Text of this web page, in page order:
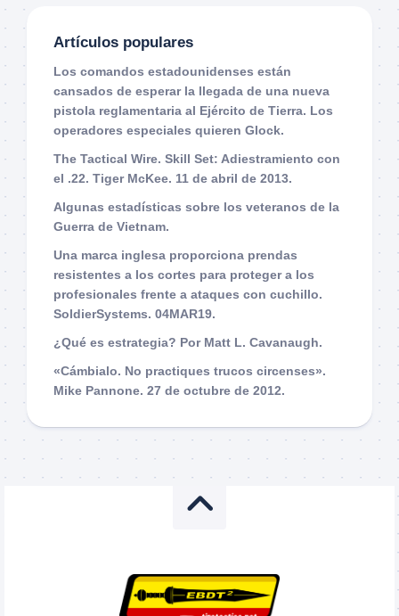
Artículos populares
Los comandos estadounidenses están
cansados de esperar la llegada de una nueva
pistola reglamentaria al Ejército de Tierra. Los
operadores especiales quieren Glock.
The Tactical Wire. Skill Set: Adiestramiento con
el .22. Tiger McKee. 11 de abril de 2013.
Algunas estadísticas sobre los veteranos de la
Guerra de Vietnam.
Una marca inglesa proporciona prendas
resistentes a los cortes para proteger a los
profesionales frente a ataques con cuchillo.
SoldierSystems. 04MAR19.
¿Qué es estrategia? Por Matt L. Cavanaugh.
«Cámbialo. No practiques trucos circenses».
Mike Pannone. 27 de octubre de 2012.